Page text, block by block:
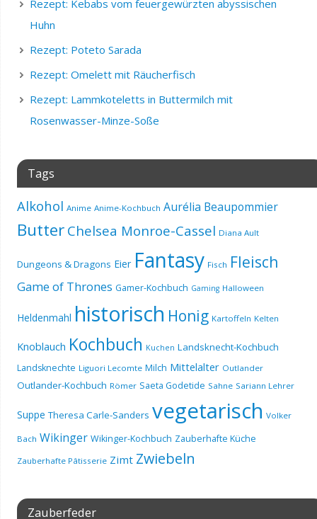
Rezept: Kebabs vom feuergewürzten abyssischen
Huhn
Rezept: Poteto Sarada
Rezept: Omelett mit Räucherfisch
Rezept: Lammkoteletts in Buttermilch mit
Rosenwasser-Minze-Soße
Tags
Alkohol Anime Anime-Kochbuch Aurélia Beaupommier
Butter Chelsea Monroe-Cassel Diana Ault
Dungeons & Dragons Eier Fantasy Fisch Fleisch
Game of Thrones Gamer-Kochbuch Gaming Halloween
Heldenmahl historisch Honig Kartoffeln Kelten
Knoblauch Kochbuch Kuchen Landsknecht-Kochbuch
Landsknechte Liguori Lecomte Milch Mittelalter Outlander
Outlander-Kochbuch Römer Saeta Godetide Sahne Sariann Lehrer
Suppe Theresa Carle-Sanders vegetarisch Volker
Bach Wikinger Wikinger-Kochbuch Zauberhafte Küche
Zauberhafte Pâtisserie Zimt Zwiebeln
Zauberfeder